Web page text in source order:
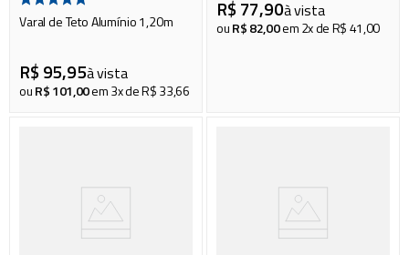
Varal de Teto Alumínio 1,20m
R$ 95,95à vista
ouR$101,00em3x deR$33,66
R$ 77,90à vista
ouR$82,00em2x deR$41,00